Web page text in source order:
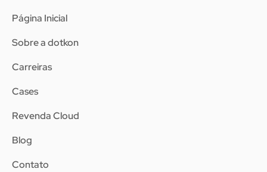
Página Inicial
Sobre a dotkon
Carreiras
Cases
Revenda Cloud
Blog
Contato